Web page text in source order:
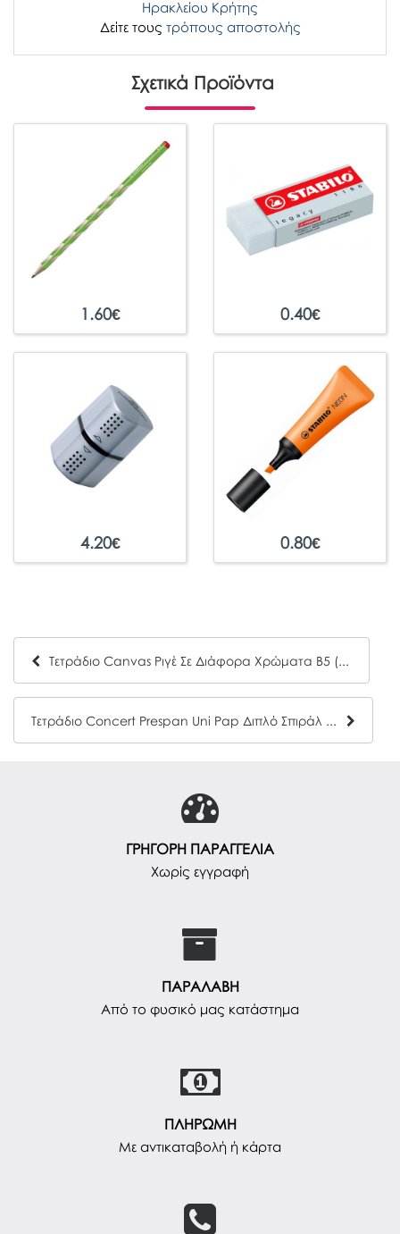
Ηρακλείου Κρήτης
Δείτε τους τρόπους αποστολής
Σχετικά Προϊόντα
1.60€ 0.40€
4.20€ 0.80€
Τετράδιο Canvas Ριγέ Σε Διάφορα Χρώματα Β5 (40Φ)
Τετράδιο Concert Prespan Uni Pap Διπλό Σπιράλ 10x14 80Φ
ΓΡΗΓΟΡΗ ΠΑΡΑΓΓΕΛΙΑ
Χωρίς εγγραφή
ΠΑΡΑΛΑΒΗ
Από το φυσικό μας κατάστημα
ΠΛΗΡΩΜΗ
Με αντικαταβολή ή κάρτα